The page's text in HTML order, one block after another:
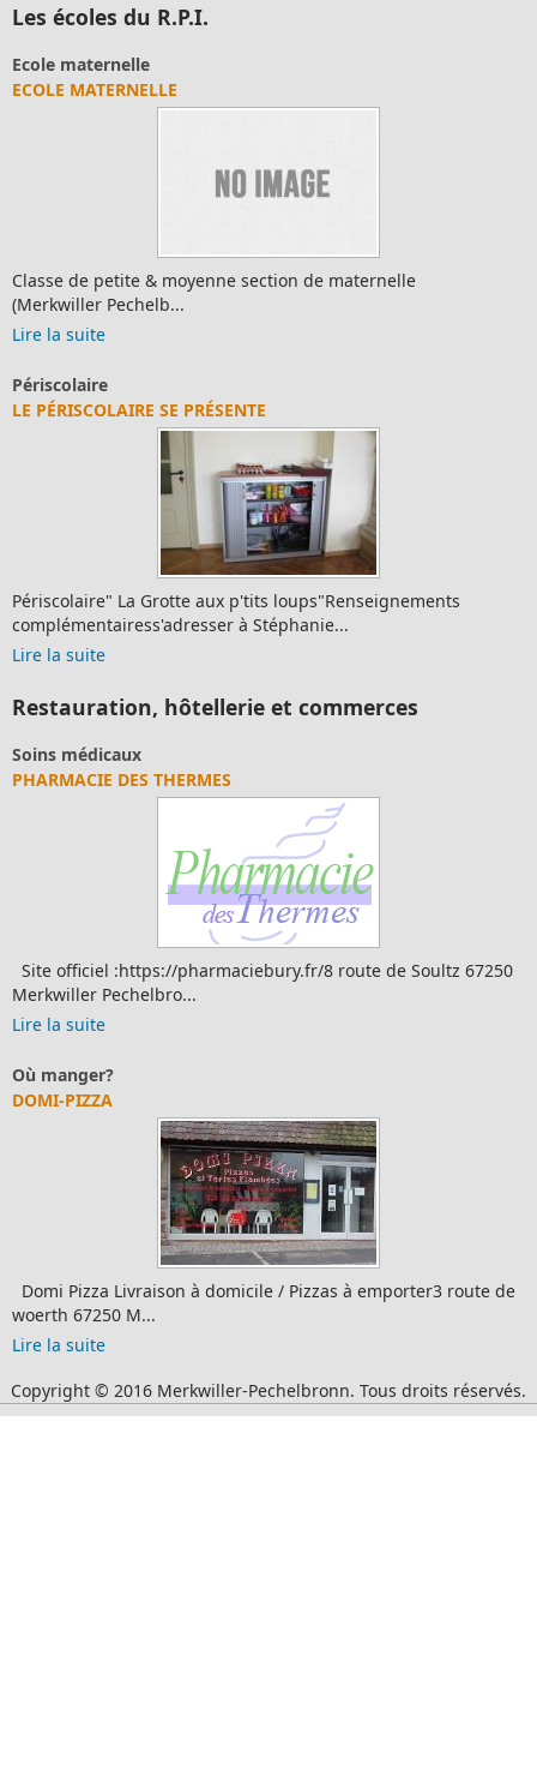
Les écoles du R.P.I.
Ecole maternelle
ECOLE MATERNELLE
Classe de petite & moyenne section de maternelle
(Merkwiller Pechelb...
Lire la suite
Périscolaire
LE PÉRISCOLAIRE SE PRÉSENTE
Périscolaire" La Grotte aux p'tits loups"Renseignements
complémentairess'adresser à Stéphanie...
Lire la suite
Restauration, hôtellerie et commerces
Soins médicaux
PHARMACIE DES THERMES
Site officiel :https://pharmaciebury.fr/8 route de Soultz 67250
Merkwiller Pechelbro...
Lire la suite
Où manger?
DOMI-PIZZA
Domi Pizza Livraison à domicile / Pizzas à emporter3 route de
woerth 67250 M...
Lire la suite
Copyright © 2016 Merkwiller-Pechelbronn. Tous droits réservés.